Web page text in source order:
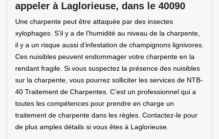
appeler à Laglorieuse, dans le 40090
Une charpente peut être attaquée par des insectes
xylophages. S’il y a de l’humidité au niveau de la charpente,
il y a un risque aussi d’infestation de champignons lignivores.
Ces nuisibles peuvent endommager votre charpente en la
rendant fragile. Si vous suspectez la présence des nuisibles
sur la charpente, vous pourrez solliciter les services de NTB-
40 Traitement de Charpentes. C’est un professionnel qui a
toutes les compétences pour prendre en charge un
traitement de charpente dans les règles. Contactez-le pour
de plus amples détails si vous êtes à Laglorieuse.